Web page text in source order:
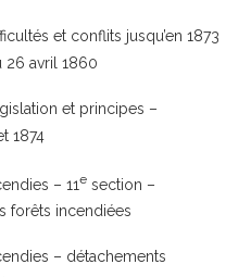
et conflits jusqu’en 1873
26 avril 1860
et principes –
1874
– 11e section –
forêts incendiées
– détachements